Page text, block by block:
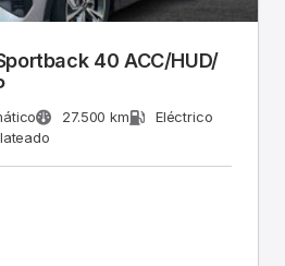
40 ACC/HUD/
27.500 km
Eléctrico